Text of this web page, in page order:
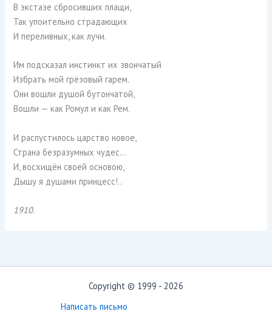
В экстазе сбросивших плащи,
Так упоительно страдающих
И переливных, как лучи.
Им подсказал инстинкт их звончатый
Избрать мой грёзовый гарем.
Они вошли душой бутончатой,
Вошли — как Ромул и как Рем.
И распустилось царство новое,
Страна безразумных чудес…
И, восхищён своей основою,
Дышу я душами принцесс!..
1910.
Copyright © 1999 - 2026
Написать письмо